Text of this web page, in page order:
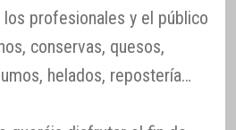
profesionales y el público
conservas, quesos,
helados, repostería…